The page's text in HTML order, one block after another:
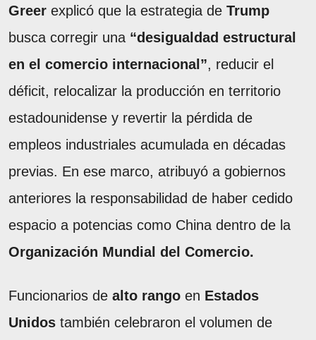
Greer explicó que la estrategia de Trump
busca corregir una “desigualdad estructural
en el comercio internacional”, reducir el
déficit, relocalizar la producción en territorio
estadounidense y revertir la pérdida de
empleos industriales acumulada en décadas
previas. En ese marco, atribuyó a gobiernos
anteriores la responsabilidad de haber cedido
espacio a potencias como China dentro de la
Organización Mundial del Comercio.
Funcionarios de alto rango en Estados
Unidos también celebraron el volumen de